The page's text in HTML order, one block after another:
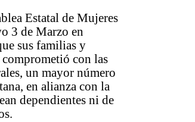
Estatal de Mujeres
3 de Marzo en
sus familias y
con las
un mayor número
en alianza con la
dependientes ni de